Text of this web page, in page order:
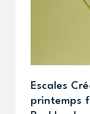
Escales
printemps